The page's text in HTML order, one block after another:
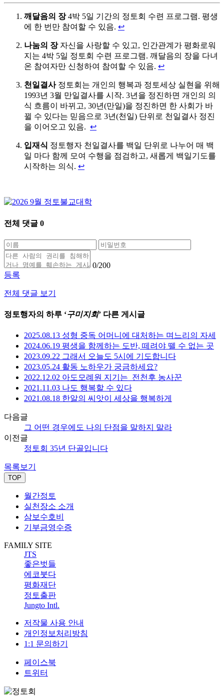
깨달음의 장4박 5일 기간의 정토회 수련 프로그램. 평생
에 한 번만 참여할 수 있음. ↩
나눔의 장자신을 사랑할 수 있고, 인간관계가 평화로워
지는 4박 5일 정토회 수련 프로그램. 깨달음의 장을 다녀
온 참여자만 신청하여 참여할 수 있음. ↩
천일결사정토회는 개인의 행복과 정토세상 실현을 위해
1993년 3월 만일결사를 시작. 3년을 정진하면 개인의 의
식 흐름이 바뀌고, 30년(만일)을 정진하면 한 사회가 바
뀔 수 있다는 믿음으로 3년(천일) 단위로 천일결사 정진
을 이어오고 있음. ↩
입재식 정토행자 천일결사를 백일 단위로 나누어 매 백
일 마다 함께 모여 수행을 점검하고, 새롭게 백일기도를
시작하는 의식. ↩
전체 댓글 0
0/200
등록
전체 댓글 보기
정토행자의 하루 ‘구미지회’ 다른 게시글
2025.08.13 성형 중독 어머니에 대처하는 며느리의 자세
2024.06.19 평생을 함께하는 도반, 떼려야 뗄 수 없는 곳
2023.09.22 그래서 오늘도 5시에 기도합니다
2023.05.24 활동 노하우가 궁금하세요?
2022.12.02 아도모례원 지기는_전천후 농사꾼
2021.11.03 나도 행복할 수 있다
2021.08.18 한알의 씨앗이 세상을 행복하게
다음글
그 어떤 경우에도 나의 단점을 말하지 말라
이전글
정토회 35년 단골입니다
목록보기
TOP
월간정토
실천장소 소개
삼보수호비
기부금영수증
FAMILY SITE
JTS
좋은벗들
에코붓다
평화재단
정토출판
Jungto Intl.
저작물 사용 안내
개인정보처리방침
1:1 문의하기
페이스북
트위터